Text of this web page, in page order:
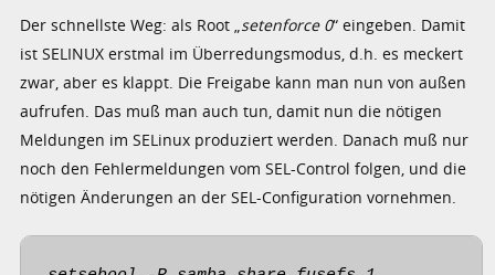
Der schnellste Weg: als Root „setenforce 0“ eingeben. Damit
ist SELINUX erstmal im Überredungsmodus, d.h. es meckert
zwar, aber es klappt. Die Freigabe kann man nun von außen
aufrufen. Das muß man auch tun, damit nun die nötigen
Meldungen im SELinux produziert werden. Danach muß nur
noch den Fehlermeldungen vom SEL-Control folgen, und die
nötigen Änderungen an der SEL-Configuration vornehmen.